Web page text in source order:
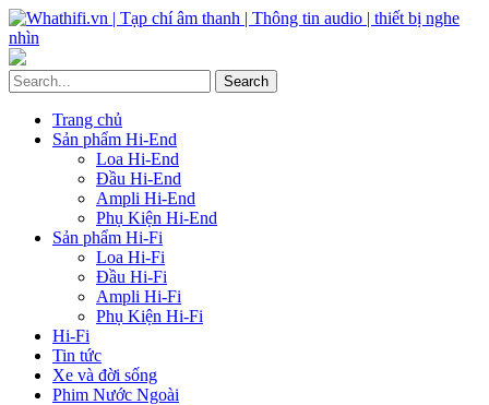
Trang chủ
Sản phẩm Hi-End
Loa Hi-End
Đầu Hi-End
Ampli Hi-End
Phụ Kiện Hi-End
Sản phẩm Hi-Fi
Loa Hi-Fi
Đầu Hi-Fi
Ampli Hi-Fi
Phụ Kiện Hi-Fi
Hi-Fi
Tin tức
Xe và đời sống
Phim Nước Ngoài